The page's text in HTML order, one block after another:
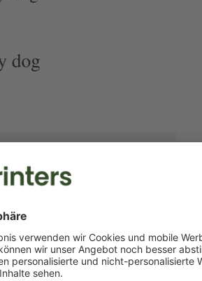
geprüft, können aber
die jeweilige, mitgelieferte
Plattform (s. dazu auch
dem Netz achten
zwar keine haargenaue Kopie,